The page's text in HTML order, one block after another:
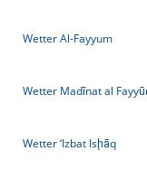
Wetter Al-Fayyum
Wetter Madīnat al
Wetter ‘Izbat Isḩāq